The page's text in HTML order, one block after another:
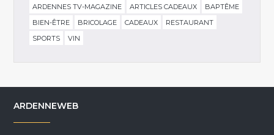
ARDENNES TV-MAGAZINE
ARTICLES CADEAUX
BAPTÊME
BIEN-ÊTRE
BRICOLAGE CADEAUX
RESTAURANT
SPORTS
VIN
ARDENNEWEB